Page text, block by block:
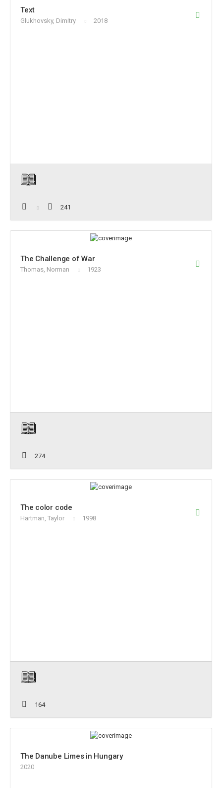
Text
Glukhovsky, Dimitry 2018
241
The Challenge of War
Thomas, Norman 1923
274
The color code
Hartman, Taylor 1998
164
The Danube Limes in Hungary
2020